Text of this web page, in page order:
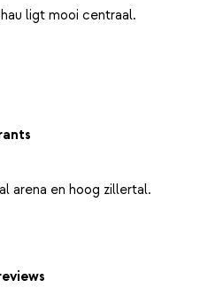
arena en hoog zillertal.